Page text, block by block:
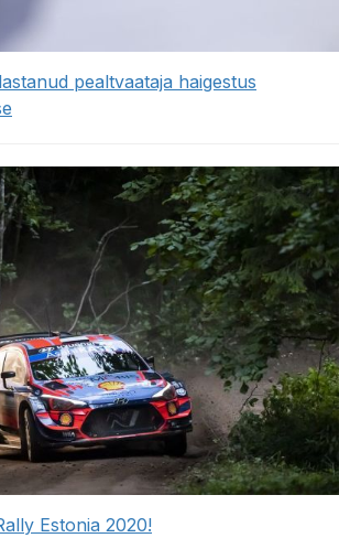
pealtvaataja haigestus
Estonia 2020!